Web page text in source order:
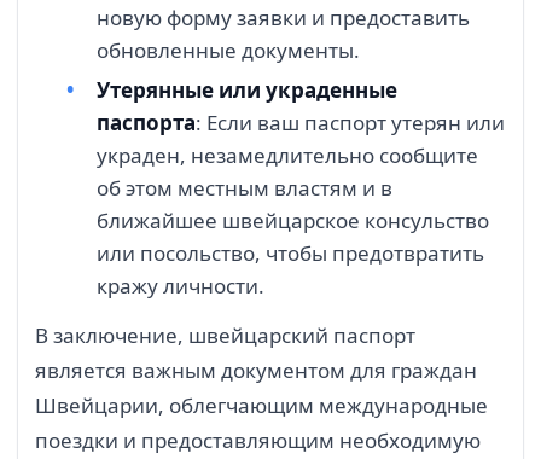
новую форму заявки и предоставить
обновленные документы.
Утерянные или украденные
паспорта: Если ваш паспорт утерян или
украден, незамедлительно сообщите
об этом местным властям и в
ближайшее швейцарское консульство
или посольство, чтобы предотвратить
кражу личности.
В заключение, швейцарский паспорт
является важным документом для граждан
Швейцарии, облегчающим международные
поездки и предоставляющим необходимую